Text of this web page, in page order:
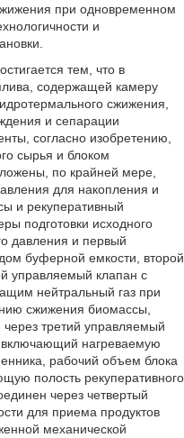
при одновременном
и
тем, что в
содержащей камеру
сжижения,
и сепарации
согласно изобретению,
сырья и блоком
по крайней мере,
для накопления и
и рекуперативный
подготовки исходного
давления и первый
буферной емкости, второй
управляемый клапан с
нейтральный газ при
сжижения биомассы,
третий управляемый
включающий нагреваемую
рабочий объем блока
полость рекуперативного
через четвертый
для приема продуктов
механической